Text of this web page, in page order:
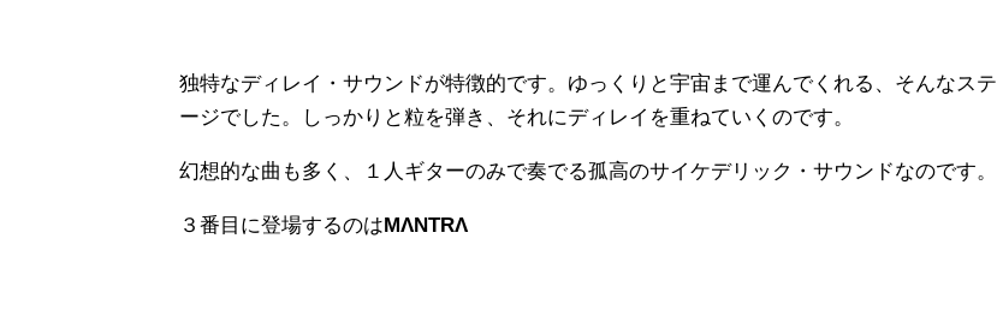
独特なディレイ・サウンドが特徴的です。ゆっくりと宇宙まで運んでくれる、そんなステ
ージでした。しっかりと粒を弾き、それにディレイを重ねていくのです。
幻想的な曲も多く、１人ギターのみで奏でる孤高のサイケデリック・サウンドなのです。
３番目に登場するのはMΛNTRΛ